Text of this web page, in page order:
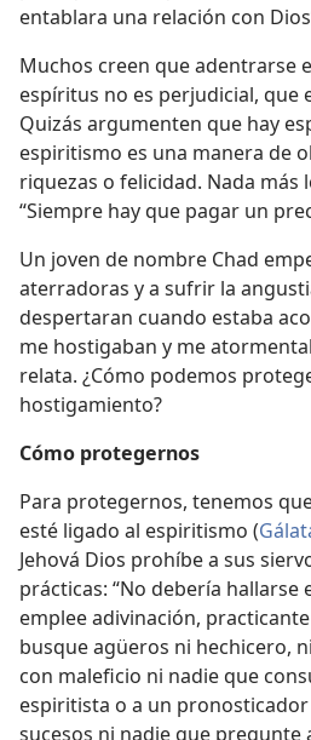
entablara una relación con
Muchos creen que adentrarse
espíritus no es perjudicial, que
Quizás argumenten que hay
espiritismo es una manera de
riquezas o felicidad. Nada más
“Siempre hay que pagar un
Un joven de nombre Chad
aterradoras y a sufrir la
despertaran cuando estaba
me hostigaban y me
relata. ¿Cómo podemos
hostigamiento?
Cómo protegernos
Para protegernos, tenemos
esté ligado al espiritismo (
Jehová Dios prohíbe a sus
prácticas: “No debería hallarse
emplee adivinación,
busque agüeros ni hechicero,
con maleficio ni nadie que
espiritista o a un
sucesos ni nadie que pregunte